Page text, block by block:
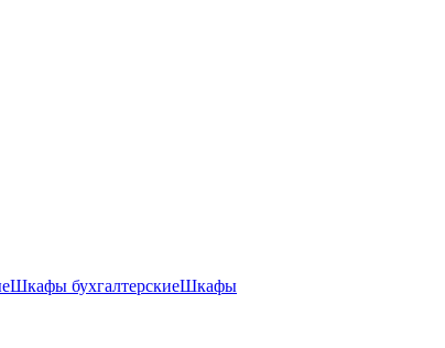
Шкафы бухгалтерскиеШкафы